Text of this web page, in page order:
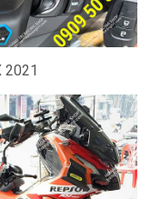
2021